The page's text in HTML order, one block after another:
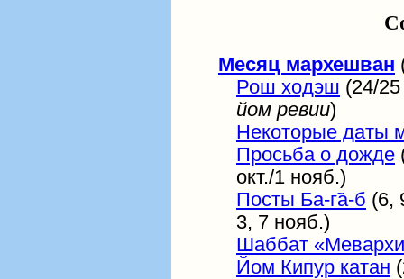
Месяц мархешван
Рош ходэш (24/
йом ревии)
Некоторые даты
Просьба о дожде
окт./1 нояб.)
Посты Ба-г̃а-б (6,
3, 7 нояб.)
Шаббат
Йом Кипур катан